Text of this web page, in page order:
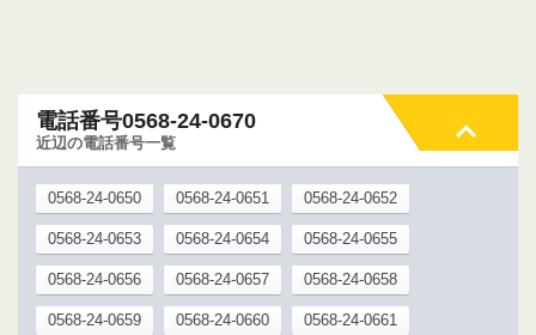
電話番号0568-24-0670
近辺の電話番号一覧
0568-24-0650 0568-24-0651 0568-24-0652
0568-24-0653 0568-24-0654 0568-24-0655
0568-24-0656 0568-24-0657 0568-24-0658
0568-24-0659 0568-24-0660 0568-24-0661